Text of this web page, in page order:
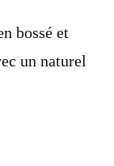
bossé et
un naturel